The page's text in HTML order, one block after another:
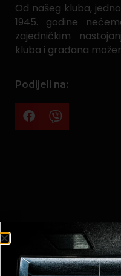
Od našeg kluba,
1945. godine
zajedničkim
kluba i građana
Podijeli na: